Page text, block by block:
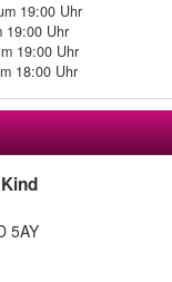
19:00 Uhr
19:00 Uhr
19:00 Uhr
18:00 Uhr
5AY